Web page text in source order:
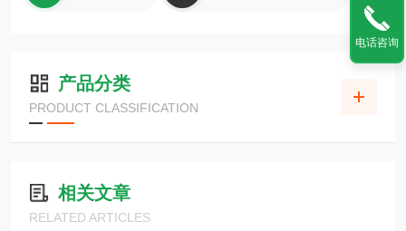
产品分类
PRODUCT CLASSIFICATION
相关文章
RELATED ARTICLES
电话咨询